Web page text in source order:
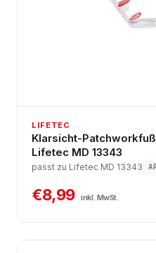
LIFETEC
Klarsicht-
Lifetec MD 13343
passt zu Lifetec MD 13343
€8,99 inkl. MwSt.